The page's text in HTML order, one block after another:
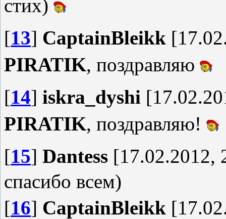
стих)
[13] CaptainBleikk
PIRATIK, поздравляю
[14] iskra_dyshi
PIRATIK, поздравляю!
[15] Dantess [17.02.2012,
спасибо всем)
[16] CaptainBleikk